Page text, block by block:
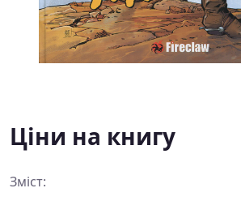
Ціни на книгу
Зміст: